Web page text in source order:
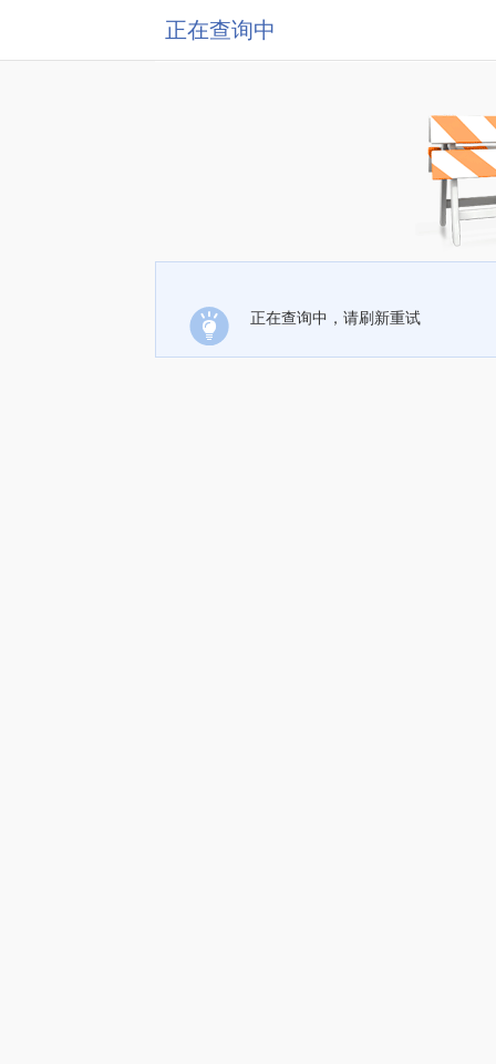
正在查询中
正在查询中，请刷新重试